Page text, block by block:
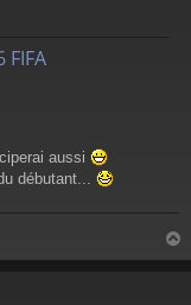
aussi
débutant...
a